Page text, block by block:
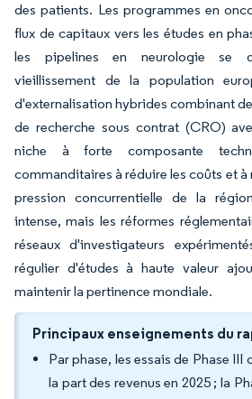
des patients. Les programmes en
flux de capitaux vers les études en
les pipelines en neurologie se
vieillissement de la population
d'externalisation hybrides combinant
de recherche sous contrat (CRO)
niche à forte composante
commanditaires à réduire les coûts et à
pression concurrentielle de la
intense, mais les réformes
réseaux d'investigateurs
régulier d'études à haute valeur
maintenir la pertinence mondiale.
Principaux enseignements du
Par phase, les essais de Phase III
la part des revenus en 2025 ; la